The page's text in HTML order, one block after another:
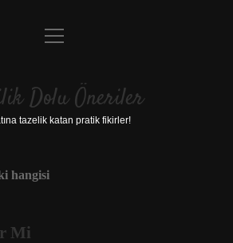
Anasayfa
Yasal Uyarı
menüyü
Dolu Öneriler
tazelik katan pratik fikirler!
hangisi
Mi